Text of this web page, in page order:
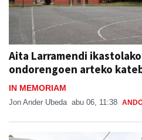
Aita Larramendi
ondorengoen arteko
IN MEMORIAM
Jon Ander Ubeda abu 06, 11:38